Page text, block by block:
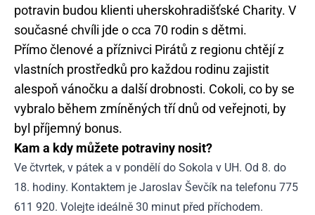
potravin budou klienti uherskohradišťské Charity. V
současné chvíli jde o cca 70 rodin s dětmi.
Přímo členové a příznivci Pirátů z regionu chtějí z
vlastních prostředků pro každou rodinu zajistit
alespoň vánočku a další drobnosti. Cokoli, co by se
vybralo během zmíněných tří dnů od veřejnoti, by
byl příjemný bonus.
Kam a kdy můžete potraviny nosit?
Ve čtvrtek, v pátek a v pondělí do Sokola v UH. Od 8. do
18. hodiny. Kontaktem je Jaroslav Ševčík na telefonu 775
611 920. Volejte ideálně 30 minut před příchodem.